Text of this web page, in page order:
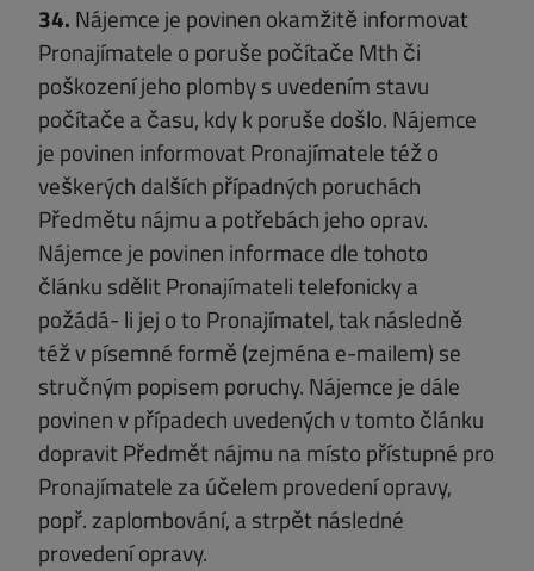
34. Nájemce je povinen okamžitě informovat
Pronajímatele o poruše počítače Mth či
poškození jeho plomby s uvedením stavu
počítače a času, kdy k poruše došlo. Nájemce
je povinen informovat Pronajímatele též o
veškerých dalších případných poruchách
Předmětu nájmu a potřebách jeho oprav.
Nájemce je povinen informace dle tohoto
článku sdělit Pronajímateli telefonicky a
požádá- li jej o to Pronajímatel, tak následně
též v písemné formě (zejména e-mailem) se
stručným popisem poruchy. Nájemce je dále
povinen v případech uvedených v tomto článku
dopravit Předmět nájmu na místo přístupné pro
Pronajímatele za účelem provedení opravy,
popř. zaplombování, a strpět následné
provedení opravy.